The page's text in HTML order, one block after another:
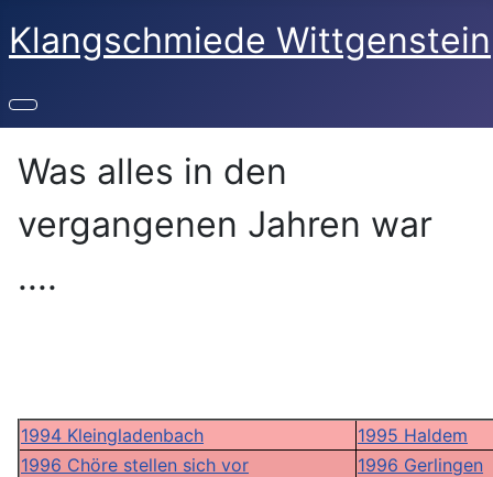
Klangschmiede Wittgenstein
Was alles in den
vergangenen Jahren war
....
1994 Kleingladenbach
1995 Haldem
1996 Chöre stellen sich vor
1996 Gerlingen